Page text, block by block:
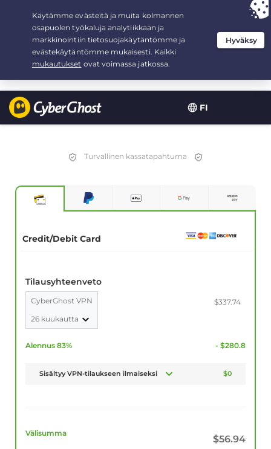
FI
Your choice:The Best Dealfor 2.1666666666667-years at $
/month
Turvallinen kassatapahtuma
Credit/Debit Card
Tilausyhteenveto
CyberGhost VPN
26 kuukautta
$337.74
Alennus 83% - $280.8
Sisältyy VPN-tilaukseen ilmaiseksi $0
Välisumma
$56.94